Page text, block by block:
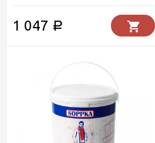
1 047 Р